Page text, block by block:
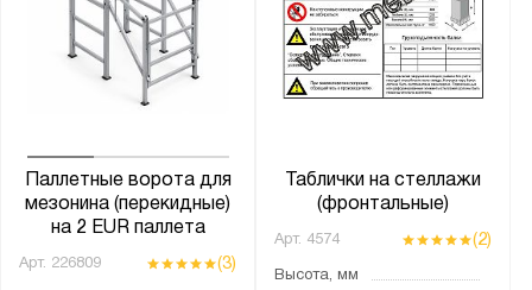
Паллетные ворота для
мезонина (перекидные)
на 2 EUR паллета
Арт. 226809 (3)
Таблички на стеллажи
(фронтальные)
Арт. 4574 (2)
Высота, мм